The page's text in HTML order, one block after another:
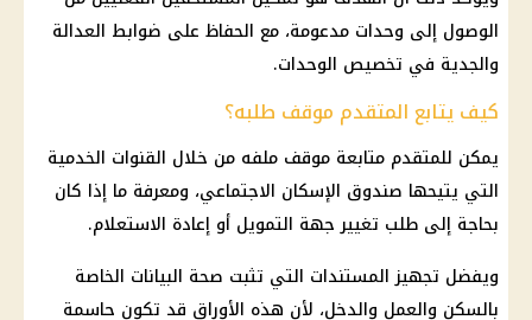
الوصول إلى وحدات مدعومة، مع الحفاظ على ضوابط العدالة
والجدية في تخصيص الوحدات.
كيف يتابع المتقدم موقف طلبه؟
يمكن للمتقدم متابعة موقف ملفه من خلال القنوات الخدمية
التي يتيحها صندوق الإسكان الاجتماعي، ومعرفة ما إذا كان
بحاجة إلى طلب تغيير جهة التمويل أو إعادة الاستعلام.
ويفضل تجهيز المستندات التي تثبت صحة البيانات الخاصة
بالسكن والعمل والدخل، لأن هذه الأوراق قد تكون حاسمة